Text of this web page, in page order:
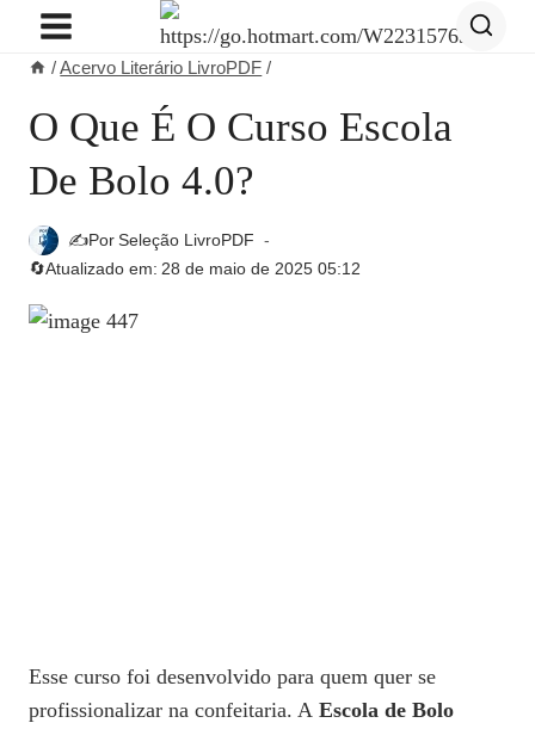
Pular
Conteúdo
/Acervo Literário LivroPDF /
O Que É O Curso Escola
De Bolo 4.0?
✍️PorSeleção LivroPDF
🔄Atualizado em: 28 de maio de 2025 05:12
Esse curso foi desenvolvido para quem quer se
profissionalizar na confeitaria. A Escola de Bolo